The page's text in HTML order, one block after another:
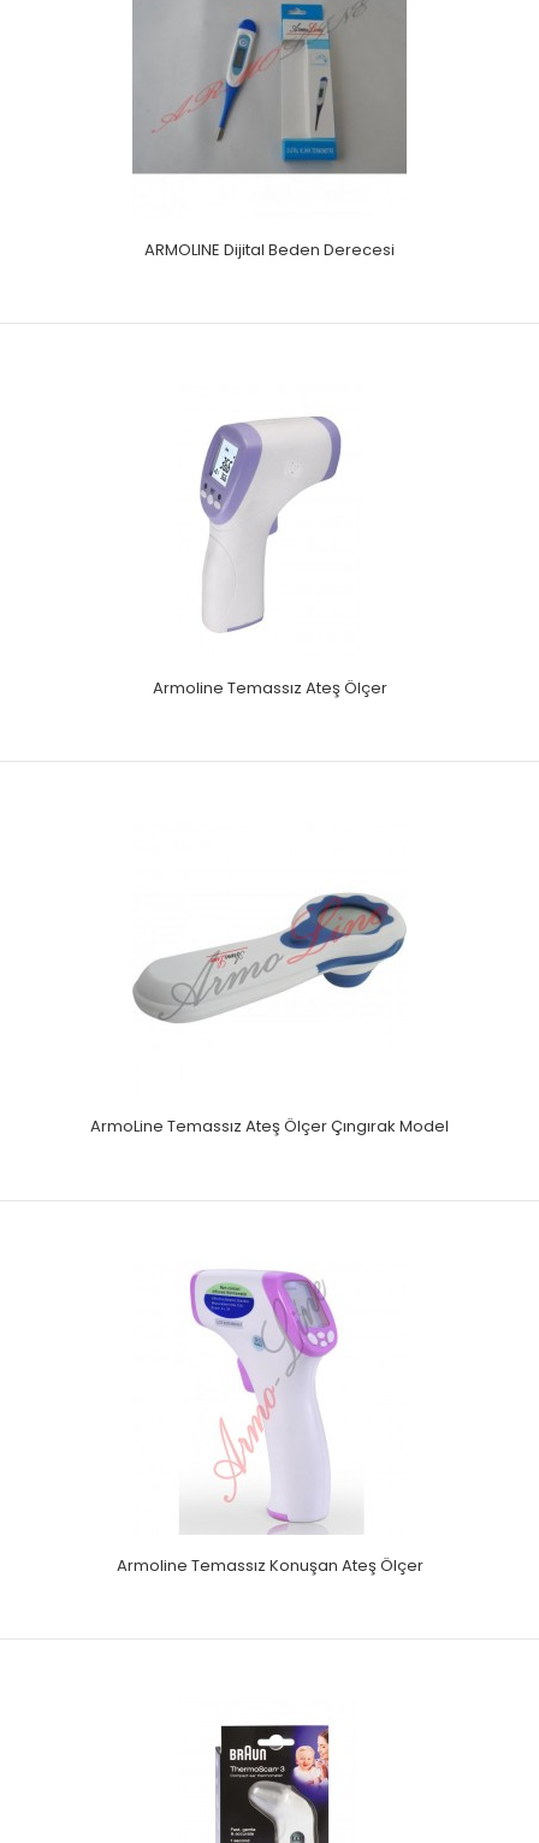
tasarıma sahiptir.Temas etmeden kesin çözümler sun..
ArmoLine Temassız Ateş Ölçer Çıngırak Model
Vücut modu ve obje(süt-mama) modu mevcutturAşırı
yüksek sıcaklığı uyarma fonksiyonunu sahipAlın sıca..
Armoline Temassız Konuşan Ateş Ölçer
ARMOLINE Dijital Beden Derecesi
Armoline Temassız Ateş Ölçer
ArmoLine Temassız Ateş Ölçer Çıngırak Model
Armoline Temassız Konuşan Ateş Ölçer